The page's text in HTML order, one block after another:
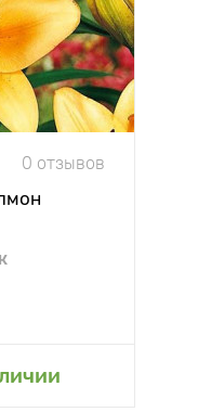
0 отзывов